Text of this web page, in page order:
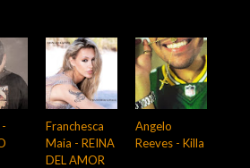
Franchesca
Maia - REINA
DEL AMOR
Angelo
Reeves - Killa